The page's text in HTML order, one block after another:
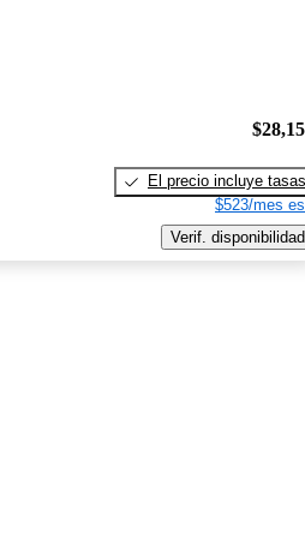
El precio incluye tasas
$523/mes
Verif. disponibilidad